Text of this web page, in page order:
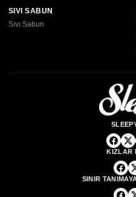
SIVI SABUN
Sıvı Sabun
KIZLAR
SINIR